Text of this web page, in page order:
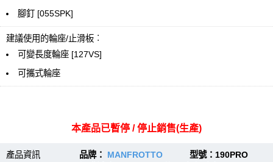
腳釘 [055SPK]
建議使用的輪座/止滑板︰
可變長度輪座 [127VS]
可攜式輪座
本產品已暫停 / 停止銷售(生產)
產品資訊 品牌： MANFROTTO 型號：190PRO